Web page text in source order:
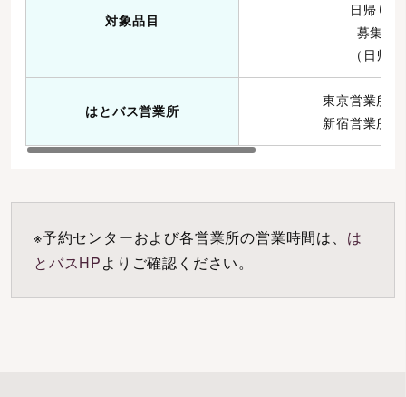
対象品目
日帰り
募集型
（日帰
はとバス営業所
東京営業所
新宿営業所
※予約センターおよび各営業所の営業時間は、 は
とバスHPよりご確認ください。